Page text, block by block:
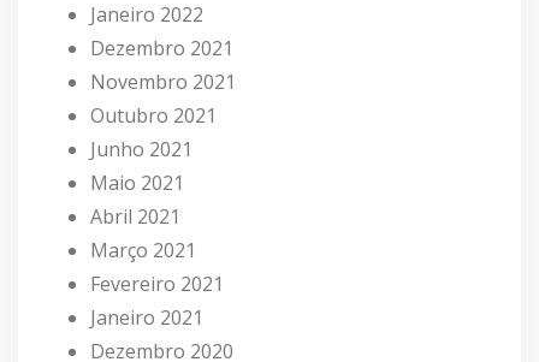
Janeiro 2022
Dezembro 2021
Novembro 2021
Outubro 2021
Junho 2021
Maio 2021
Abril 2021
Março 2021
Fevereiro 2021
Janeiro 2021
Dezembro 2020